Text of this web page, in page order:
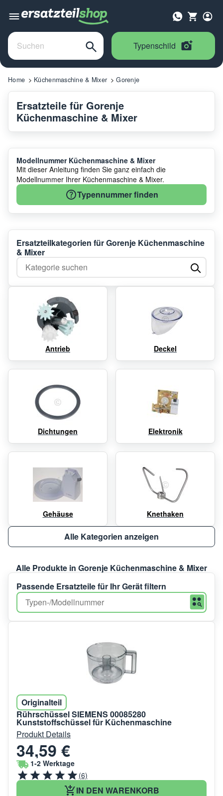
Typenschild
Home Küchenmaschine & Mixer Gorenje
Ersatzteile für Gorenje
Küchenmaschine & Mixer
Modellnummer Küchenmaschine & Mixer
Mit dieser Anleitung finden Sie ganz einfach die
Modellnummer Ihrer Küchenmaschine & Mixer.
Typennummer finden
Ersatzteilkategorien für Gorenje Küchenmaschine
& Mixer
Kategorie suchen
Antrieb Deckel
Dichtungen Elektronik
Gehäuse Knethaken
Alle Kategorien anzeigen
Alle Produkte in Gorenje Küchenmaschine & Mixer
Passende Ersatzteile für Ihr Gerät filtern
Originalteil
Rührschüssel SIEMENS 00085280
Kunststoffschüssel für Küchenmaschine
Produkt Details
34,59 €
1-2 Werktage
(6)
IN DEN WARENKORB